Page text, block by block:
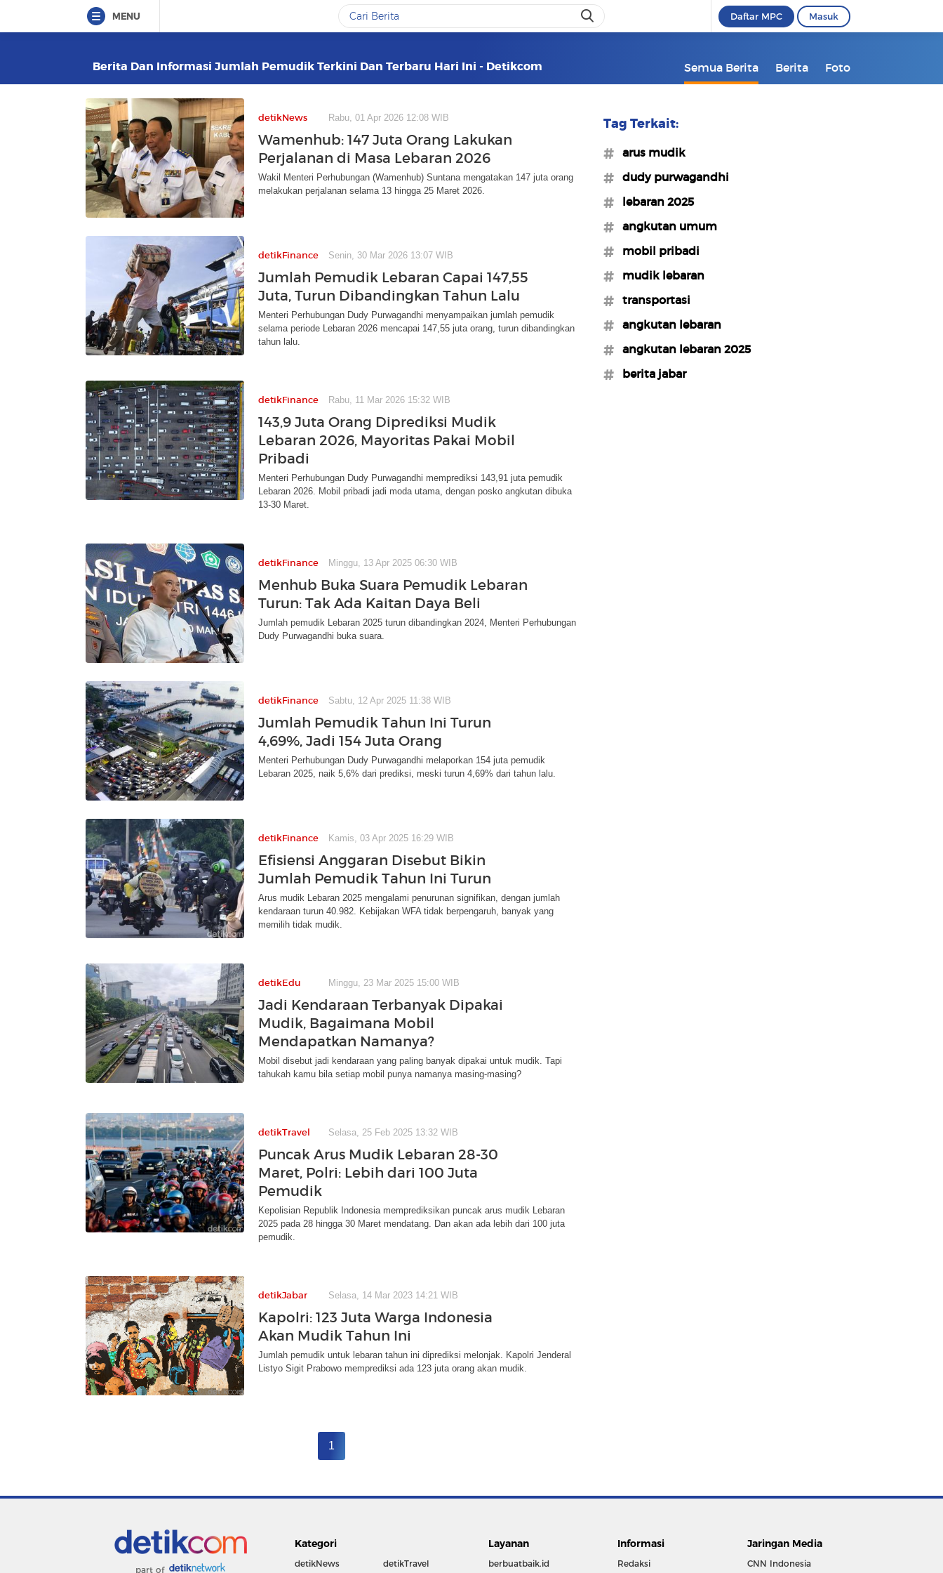
MENU Daftar MPC Masuk
Berita Dan Informasi Jumlah Pemudik Terkini Dan Terbaru Hari Ini - Detikcom Semua Berita Berita Foto
detikNews Rabu, 01 Apr 2026 12:08 WIB
Wamenhub: 147 Juta Orang Lakukan
Perjalanan di Masa Lebaran 2026
Wakil Menteri Perhubungan (Wamenhub) Suntana mengatakan 147 juta orang
melakukan perjalanan selama 13 hingga 25 Maret 2026.
detikFinance Senin, 30 Mar 2026 13:07 WIB
Jumlah Pemudik Lebaran Capai 147,55
Juta, Turun Dibandingkan Tahun Lalu
Menteri Perhubungan Dudy Purwagandhi menyampaikan jumlah pemudik
selama periode Lebaran 2026 mencapai 147,55 juta orang, turun dibandingkan
tahun lalu.
detikFinance Rabu, 11 Mar 2026 15:32 WIB
143,9 Juta Orang Diprediksi Mudik
Lebaran 2026, Mayoritas Pakai Mobil
Pribadi
Menteri Perhubungan Dudy Purwagandhi memprediksi 143,91 juta pemudik
Lebaran 2026. Mobil pribadi jadi moda utama, dengan posko angkutan dibuka
13-30 Maret.
detikFinance Minggu, 13 Apr 2025 06:30 WIB
Menhub Buka Suara Pemudik Lebaran
Turun: Tak Ada Kaitan Daya Beli
Jumlah pemudik Lebaran 2025 turun dibandingkan 2024, Menteri Perhubungan
Dudy Purwagandhi buka suara.
detikFinance Sabtu, 12 Apr 2025 11:38 WIB
Jumlah Pemudik Tahun Ini Turun
4,69%, Jadi 154 Juta Orang
Menteri Perhubungan Dudy Purwagandhi melaporkan 154 juta pemudik
Lebaran 2025, naik 5,6% dari prediksi, meski turun 4,69% dari tahun lalu.
detikFinance Kamis, 03 Apr 2025 16:29 WIB
Efisiensi Anggaran Disebut Bikin
Jumlah Pemudik Tahun Ini Turun
Arus mudik Lebaran 2025 mengalami penurunan signifikan, dengan jumlah
kendaraan turun 40.982. Kebijakan WFA tidak berpengaruh, banyak yang
memilih tidak mudik.
detikEdu Minggu, 23 Mar 2025 15:00 WIB
Jadi Kendaraan Terbanyak Dipakai
Mudik, Bagaimana Mobil
Mendapatkan Namanya?
Mobil disebut jadi kendaraan yang paling banyak dipakai untuk mudik. Tapi
tahukah kamu bila setiap mobil punya namanya masing-masing?
detikTravel Selasa, 25 Feb 2025 13:32 WIB
Puncak Arus Mudik Lebaran 28-30
Maret, Polri: Lebih dari 100 Juta
Pemudik
Kepolisian Republik Indonesia memprediksikan puncak arus mudik Lebaran
2025 pada 28 hingga 30 Maret mendatang. Dan akan ada lebih dari 100 juta
pemudik.
detikJabar Selasa, 14 Mar 2023 14:21 WIB
Kapolri: 123 Juta Warga Indonesia
Akan Mudik Tahun Ini
Jumlah pemudik untuk lebaran tahun ini diprediksi melonjak. Kapolri Jenderal
Listyo Sigit Prabowo memprediksi ada 123 juta orang akan mudik.
1
Tag Terkait:
#arus mudik
#dudy purwagandhi
#lebaran 2025
#angkutan umum
#mobil pribadi
#mudik lebaran
#transportasi
#angkutan lebaran
#angkutan lebaran 2025
#berita jabar
part of
Kategori
detikNews detikTravel
Layanan
berbuatbaik.id
Informasi
Redaksi
Jaringan Media
CNN Indonesia